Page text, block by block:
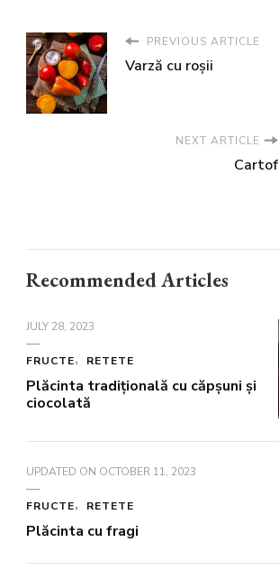
PREVIOUS ARTICLE
Varză cu roșii
NEXT ARTICLE
Cartof
Recommended Articles
JULY 28, 2023
FRUCTE RETETE
Plăcinta tradițională cu căpșuni și
ciocolată
UPDATED ON OCTOBER 11, 2023
FRUCTE RETETE
Plăcinta cu fragi